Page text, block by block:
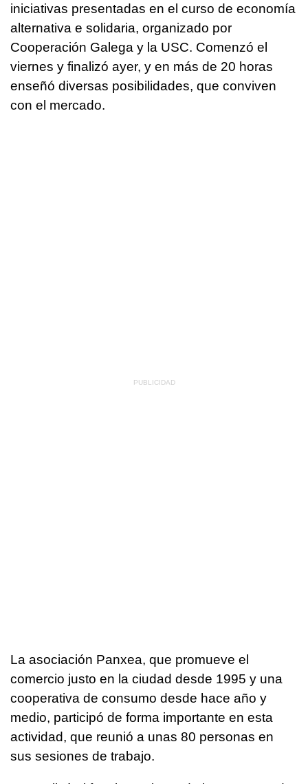
iniciativas presentadas en el curso de economía
alternativa e solidaria, organizado por
Cooperación Galega y la USC. Comenzó el
viernes y finalizó ayer, y en más de 20 horas
enseñó diversas posibilidades, que conviven
con el mercado.
La asociación Panxea, que promueve el
comercio justo en la ciudad desde 1995 y una
cooperativa de consumo desde hace año y
medio, participó de forma importante en esta
actividad, que reunió a unas 80 personas en
sus sesiones de trabajo.